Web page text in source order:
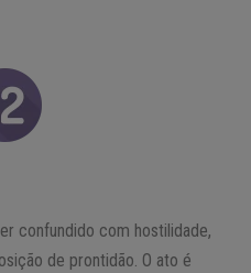
confundido com hostilidade,
de prontidão. O ato é